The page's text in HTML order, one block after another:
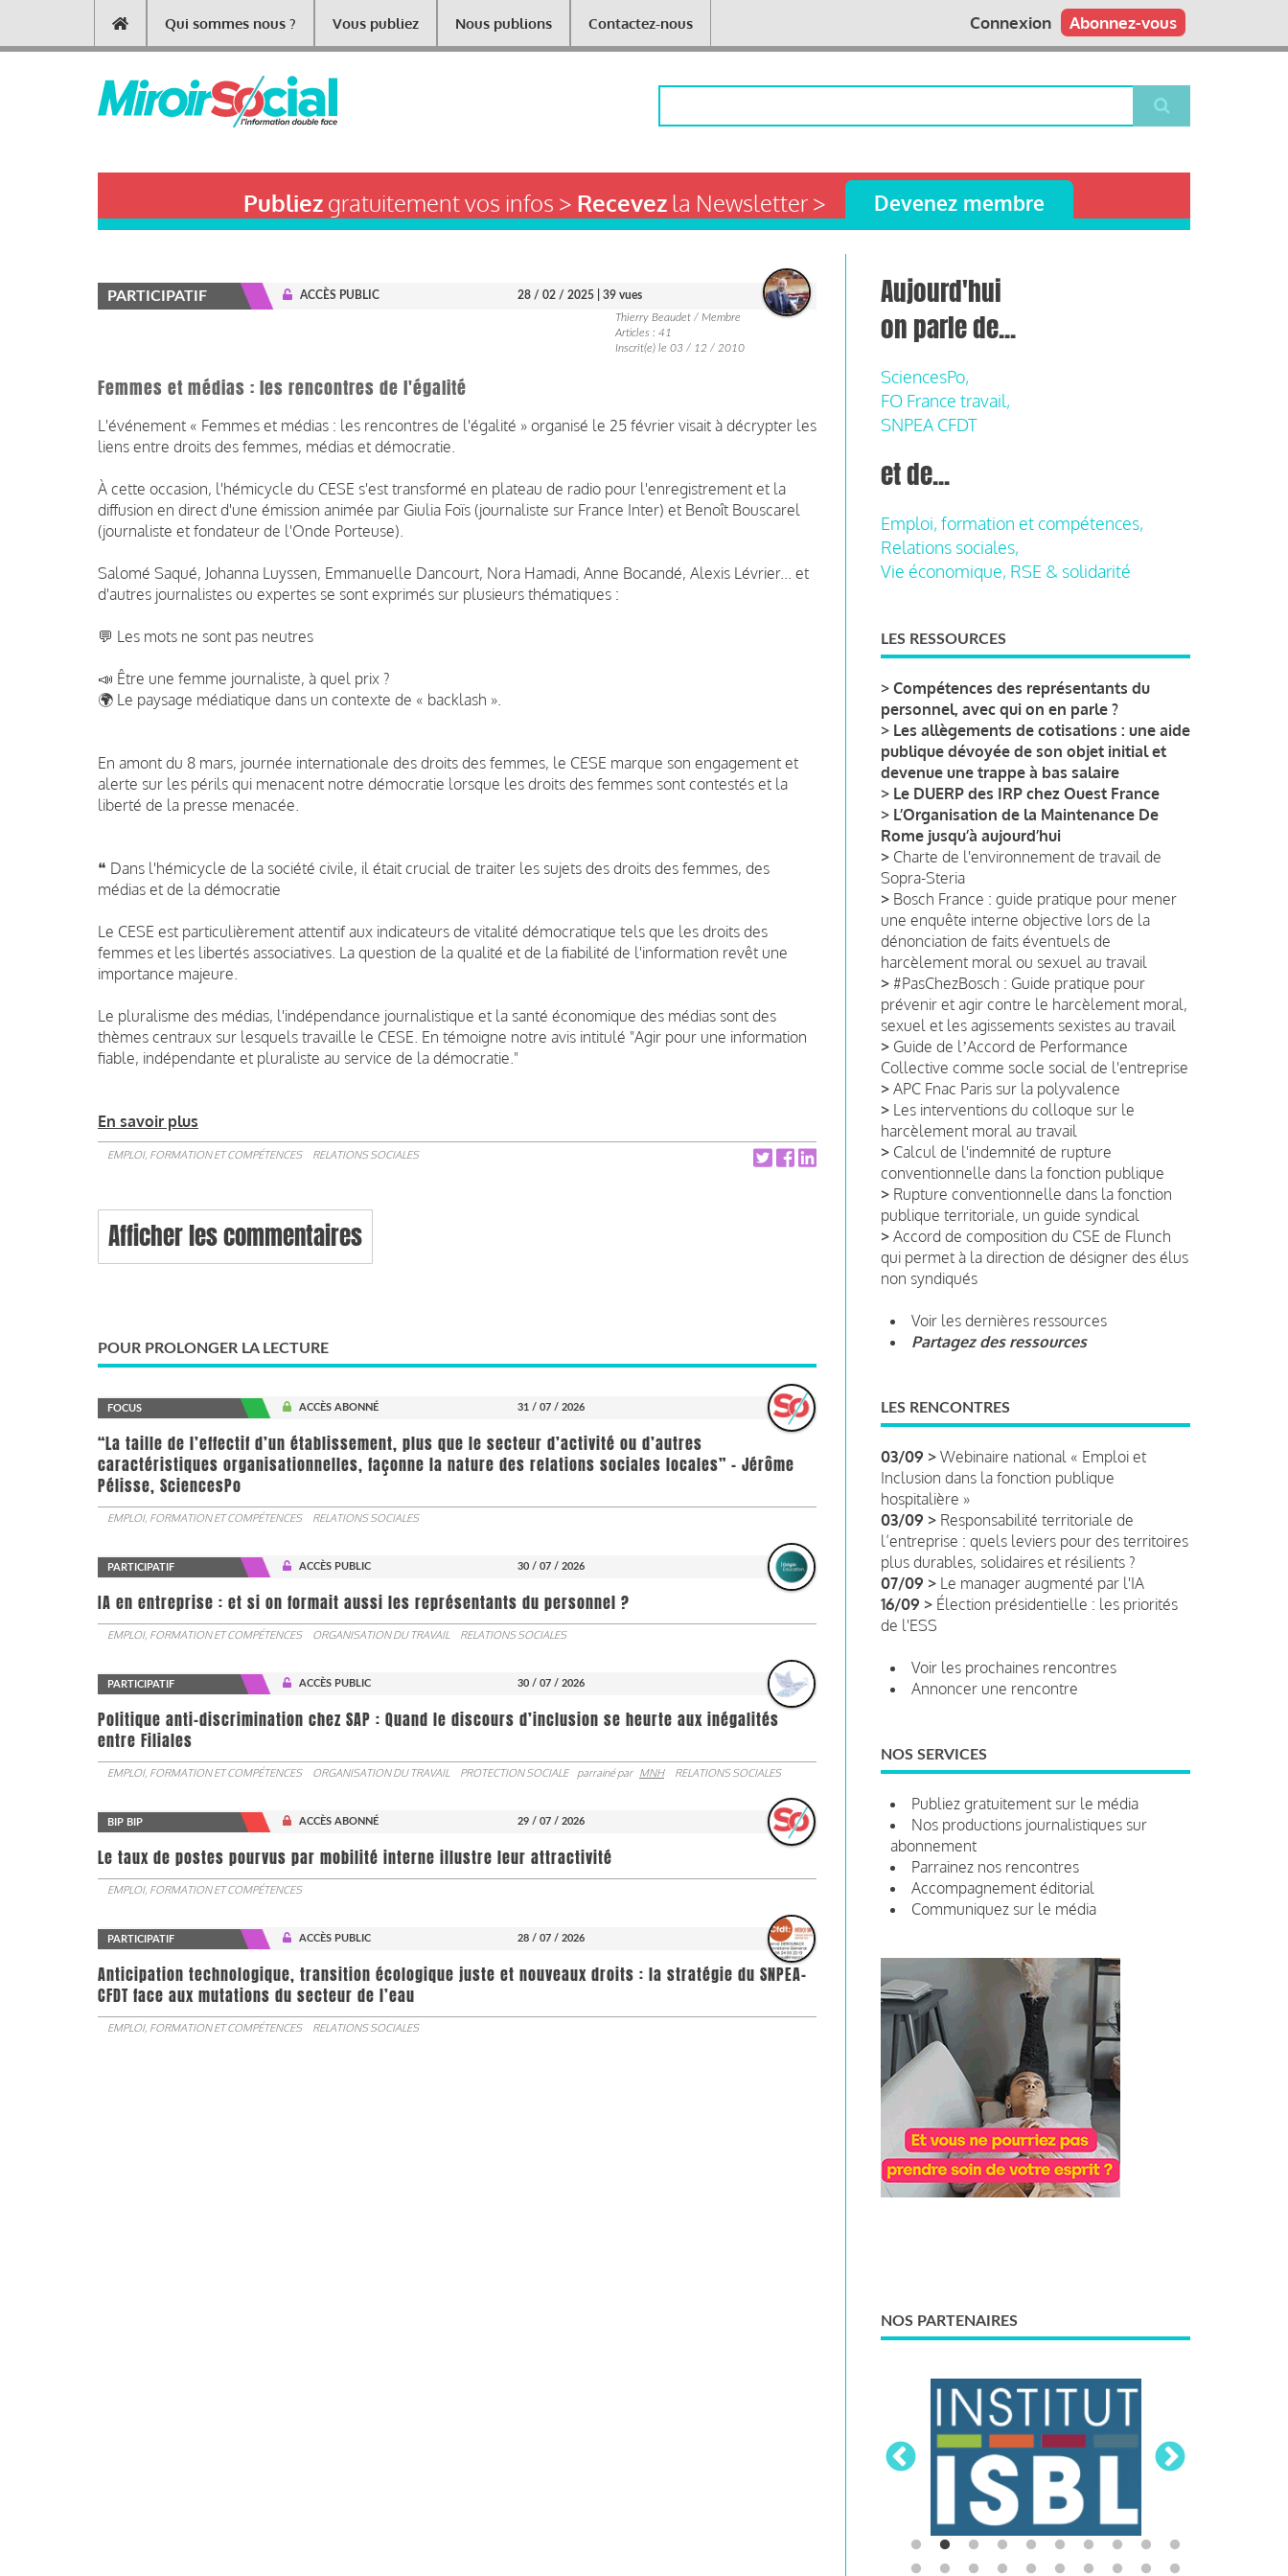
contenu
Main
navigation
Qui sommes nous ? Vous publiez Nous publions Contactez-nous Abonnez-vous
Connexion
Publiezgratuitement vos infos > Recevezla Newsletter > Devenez membre
PARTICIPATIF ACCÈS PUBLIC 28 / 02 / 2025
| 39 vues
Thierry Beaudet / Membre
Articles : 41
Inscrit(e) le 03 / 12 / 2010
Femmes et médias : les rencontres de l'égalité
L'événement « Femmes et médias : les rencontres de l'égalité » organisé le 25 février visait à décrypter les
liens entre droits des femmes, médias et démocratie.
À cette occasion, l'hémicycle du CESE s'est transformé en plateau de radio pour l'enregistrement et la
diffusion en direct d'une émission animée par Giulia Foïs (journaliste sur France Inter) et Benoît Bouscarel
(journaliste et fondateur de l'Onde Porteuse).
Salomé Saqué, Johanna Luyssen, Emmanuelle Dancourt, Nora Hamadi, Anne Bocandé, Alexis Lévrier... et
d'autres journalistes ou expertes se sont exprimés sur plusieurs thématiques :
💬 Les mots ne sont pas neutres
📣 Être une femme journaliste, à quel prix ?
🌍 Le paysage médiatique dans un contexte de « backlash ».
En amont du 8 mars, journée internationale des droits des femmes, le CESE marque son engagement et
alerte sur les périls qui menacent notre démocratie lorsque les droits des femmes sont contestés et la
liberté de la presse menacée.
❝ Dans l'hémicycle de la société civile, il était crucial de traiter les sujets des droits des femmes, des
médias et de la démocratie
Le CESE est particulièrement attentif aux indicateurs de vitalité démocratique tels que les droits des
femmes et les libertés associatives. La question de la qualité et de la fiabilité de l'information revêt une
importance majeure.
Le pluralisme des médias, l'indépendance journalistique et la santé économique des médias sont des
thèmes centraux sur lesquels travaille le CESE. En témoigne notre avis intitulé "Agir pour une information
fiable, indépendante et pluraliste au service de la démocratie."
En savoir plus
EMPLOI, FORMATION ET COMPÉTENCES RELATIONS SOCIALES
Afficher les commentaires
POUR PROLONGER LA LECTURE
FOCUS ACCÈS ABONNÉ 31 / 07 / 2026
“La taille de l’effectif d’un établissement, plus que le secteur d’activité ou d’autres
caractéristiques organisationnelles, façonne la nature des relations sociales locales” - Jérôme
Pélisse, SciencesPo
EMPLOI, FORMATION ET COMPÉTENCES RELATIONS SOCIALES
PARTICIPATIF ACCÈS PUBLIC 30 / 07 / 2026
IA en entreprise : et si on formait aussi les représentants du personnel ?
EMPLOI, FORMATION ET COMPÉTENCES ORGANISATION DU TRAVAIL RELATIONS SOCIALES
PARTICIPATIF ACCÈS PUBLIC 30 / 07 / 2026
Politique anti-discrimination chez SAP : Quand le discours d’inclusion se heurte aux inégalités
entre Filiales
EMPLOI, FORMATION ET COMPÉTENCES ORGANISATION DU TRAVAIL PROTECTION SOCIALE parrainé par MNH RELATIONS SOCIALES
BIP BIP ACCÈS ABONNÉ 29 / 07 / 2026
Le taux de postes pourvus par mobilité interne illustre leur attractivité
EMPLOI, FORMATION ET COMPÉTENCES
PARTICIPATIF ACCÈS PUBLIC 28 / 07 / 2026
Anticipation technologique, transition écologique juste et nouveaux droits : la stratégie du SNPEA-
CFDT face aux mutations du secteur de l’eau
EMPLOI, FORMATION ET COMPÉTENCES RELATIONS SOCIALES
Aujourd'hui
on parle de...
SciencesPo,
FO France travail,
SNPEA CFDT
et de...
Emploi, formation et compétences,
Relations sociales,
Vie économique, RSE & solidarité
LES RESSOURCES
> Compétences des représentants du
personnel, avec qui on en parle ?
> Les allègements de cotisations : une aide
publique dévoyée de son objet initial et
devenue une trappe à bas salaire
> Le DUERP des IRP chez Ouest France
> L’Organisation de la Maintenance De
Rome jusqu’à aujourd’hui
> Charte de l'environnement de travail de
Sopra-Steria
> Bosch France : guide pratique pour mener
une enquête interne objective lors de la
dénonciation de faits éventuels de
harcèlement moral ou sexuel au travail
> #PasChezBosch : Guide pratique pour
prévenir et agir contre le harcèlement moral,
sexuel et les agissements sexistes au travail
> Guide de lʼAccord de Performance
Collective comme socle social de l'entreprise
> APC Fnac Paris sur la polyvalence
> Les interventions du colloque sur le
harcèlement moral au travail
> Calcul de l'indemnité de rupture
conventionnelle dans la fonction publique
> Rupture conventionnelle dans la fonction
publique territoriale, un guide syndical
> Accord de composition du CSE de Flunch
qui permet à la direction de désigner des élus
non syndiqués
Voir les dernières ressources
Partagez des ressources
LES RENCONTRES
03/09 > Webinaire national « Emploi et
Inclusion dans la fonction publique
hospitalière »
03/09 > Responsabilité territoriale de
l’entreprise : quels leviers pour des territoires
plus durables, solidaires et résilients ?
07/09 > Le manager augmenté par l'IA
16/09 > Élection présidentielle : les priorités
de l'ESS
Voir les prochaines rencontres
Annoncer une rencontre
NOS SERVICES
Publiez gratuitement sur le média
Nos productions journalistiques sur
abonnement
Parrainez nos rencontres
Accompagnement éditorial
Communiquez sur le média
NOS PARTENAIRES